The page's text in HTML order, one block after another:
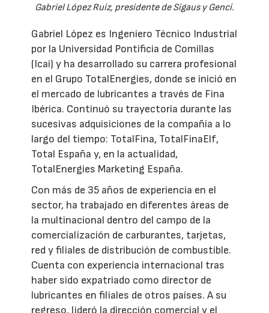
Gabriel López Ruiz, presidente de Sigaus y Genci.
Gabriel López es Ingeniero Técnico Industrial
por la Universidad Pontificia de Comillas
(Icai) y ha desarrollado su carrera profesional
en el Grupo TotalEnergies, donde se inició en
el mercado de lubricantes a través de Fina
Ibérica. Continuó su trayectoria durante las
sucesivas adquisiciones de la compañía a lo
largo del tiempo: TotalFina, TotalFinaElf,
Total España y, en la actualidad,
TotalEnergies Marketing España.
Con más de 35 años de experiencia en el
sector, ha trabajado en diferentes áreas de
la multinacional dentro del campo de la
comercialización de carburantes, tarjetas,
red y filiales de distribución de combustible.
Cuenta con experiencia internacional tras
haber sido expatriado como director de
lubricantes en filiales de otros países. A su
regreso, lideró la dirección comercial y el